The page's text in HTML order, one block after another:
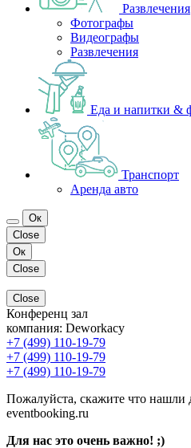
Развлечения
Фотографы
Видеографы
Развлечения
Еда и напитки &
Транспорт
Аренда авто
Ок
Close
Ок
Close
Close
Конференц зал
компания: Deworkacy
+7 (499) 110-19-79
+7 (499) 110-19-79
+7 (499) 110-19-79
Пожалуйста, скажите что нашли
eventbooking.ru
Для нас это очень важно! ;)